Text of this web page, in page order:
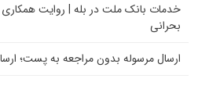
خدمات بانک ملت در بله | روایت
بحرانی
ارسال مرسوله بدون مراجعه به پست؛